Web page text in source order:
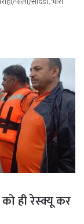
ही रेस्क्यू कर